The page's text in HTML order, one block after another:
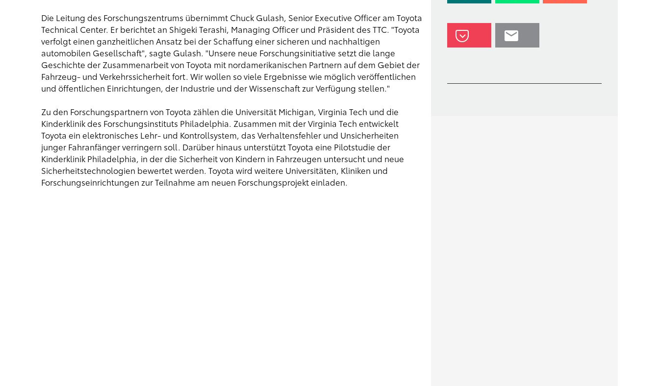
Die Leitung des Forschungszentrums übernimmt Chuck Gulash, Senior Executive Officer am Toyota
Technical Center. Er berichtet an Shigeki Terashi, Managing Officer und Präsident des TTC. "Toyota
verfolgt einen ganzheitlichen Ansatz bei der Schaffung einer sicheren und nachhaltigen
automobilen Gesellschaft", sagte Gulash. "Unsere neue Forschungsinitiative setzt die lange
Geschichte der Zusammenarbeit von Toyota mit nordamerikanischen Partnern auf dem Gebiet der
Fahrzeug- und Verkehrssicherheit fort. Wir wollen so viele Ergebnisse wie möglich veröffentlichen
und öffentlichen Einrichtungen, der Industrie und der Wissenschaft zur Verfügung stellen."
Zu den Forschungspartnern von Toyota zählen die Universität Michigan, Virginia Tech und die
Kinderklinik des Forschungsinstituts Philadelphia. Zusammen mit der Virginia Tech entwickelt
Toyota ein elektronisches Lehr- und Kontrollsystem, das Verhaltensfehler und Unsicherheiten
junger Fahranfänger verringern soll. Darüber hinaus unterstützt Toyota eine Pilotstudie der
Kinderklinik Philadelphia, in der die Sicherheit von Kindern in Fahrzeugen untersucht und neue
Sicherheitstechnologien bewertet werden. Toyota wird weitere Universitäten, Kliniken und
Forschungseinrichtungen zur Teilnahme am neuen Forschungsprojekt einladen.